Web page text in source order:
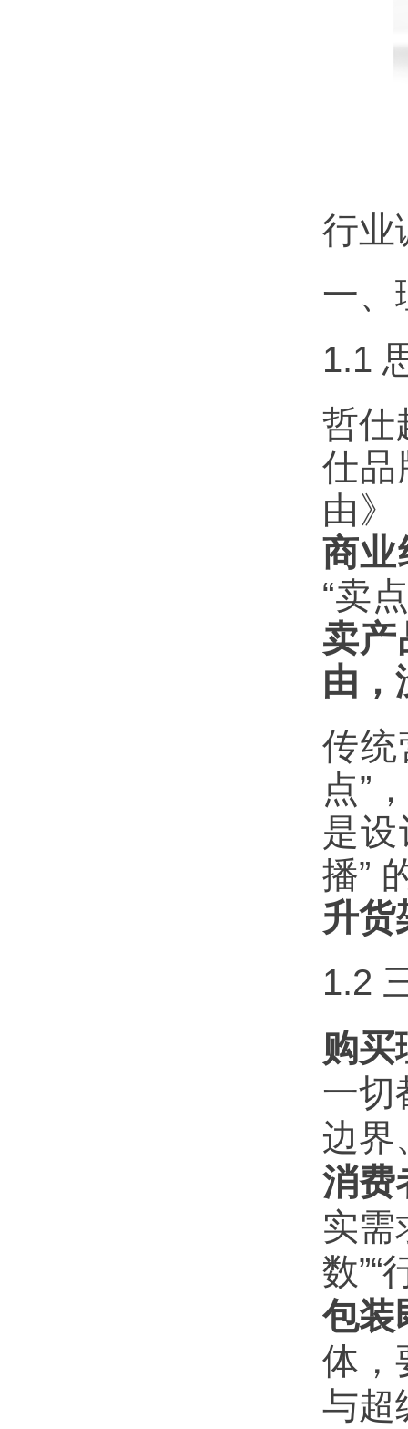
行业
一、
1.1
哲仕
仕品
由
商业
“卖
卖产
由，
传统
点”
是
播”
升货
1.2
购买
一切
边界
消费
实需
数”“
包装
体，
与超